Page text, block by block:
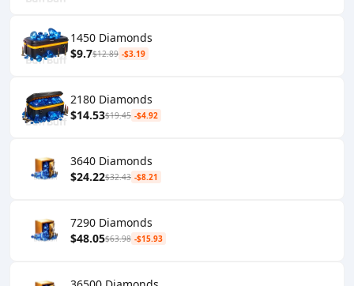
1450 Diamonds
$9.7$12.89 -$3.19
2180 Diamonds
$14.53$19.45 -$4.92
3640 Diamonds
$24.22$32.43 -$8.21
7290 Diamonds
$48.05$63.98 -$15.93